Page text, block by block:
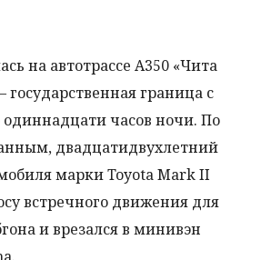
на автотрассе А350 «Чита
государственная граница с
часов ночи. По
двадцатидвухлетний
марки Toyota Mark II
встречного движения для
и врезался в минивэн